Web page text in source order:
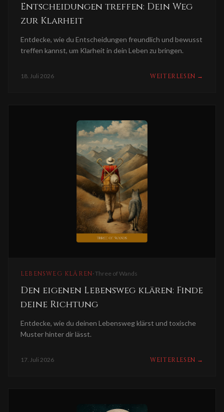
Entscheidungen treffen: Dein Weg
zur Klarheit
Entdecke, wie du Entscheidungen freundlich und bewusst
treffen kannst, um Klarheit in dein Leben zu bringen.
18. Juli 2026 WEITERLESEN →
LEBENSWEG KLÄREN·Three of Wands
Den eigenen Lebensweg klären: Finde
deine Richtung
Entdecke, wie du deinen Lebensweg klärst und toxische
Muster hinter dir lässt.
17. Juli 2026 WEITERLESEN →